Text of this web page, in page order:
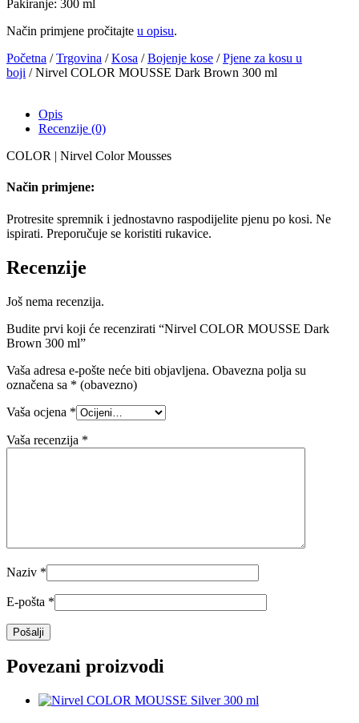
Pakiranje: 300 ml
Način primjene pročitajte u opisu.
Početna /Trgovina /Kosa /Bojenje kose /Pjene za kosu u
boji / Nirvel COLOR MOUSSE Dark Brown 300 ml
Opis
Recenzije (0)
COLOR | Nirvel Color Mousses
Način primjene:
Protresite spremnik i jednostavno raspodijelite pjenu po kosi. Ne
ispirati. Preporučuje se koristiti rukavice.
Recenzije
Još nema recenzija.
Budite prvi koji će recenzirati “Nirvel COLOR MOUSSE Dark
Brown 300 ml”
Vaša adresa e-pošte neće biti objavljena. Obavezna polja su
označena sa * (obavezno)
Vaša ocjena *
Vaša recenzija *
Naziv *
E-pošta *
Povezani proizvodi